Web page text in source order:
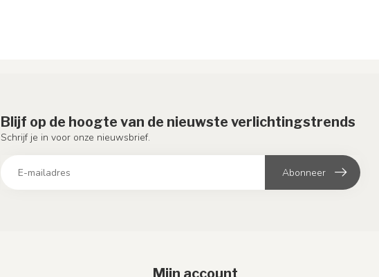
Blijf op de hoogte van de nieuwste verlichtingstrends
Schrijf je in voor onze nieuwsbrief.
Abonneer
Mijn account